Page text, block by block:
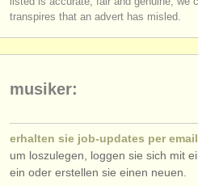
log inorcreate an account
transpires that an advert has misled.
musiker:
erhalten sie job-updates per
um loszulegen, loggen sie sich mit
ein oder erstellen sie einen neuen.